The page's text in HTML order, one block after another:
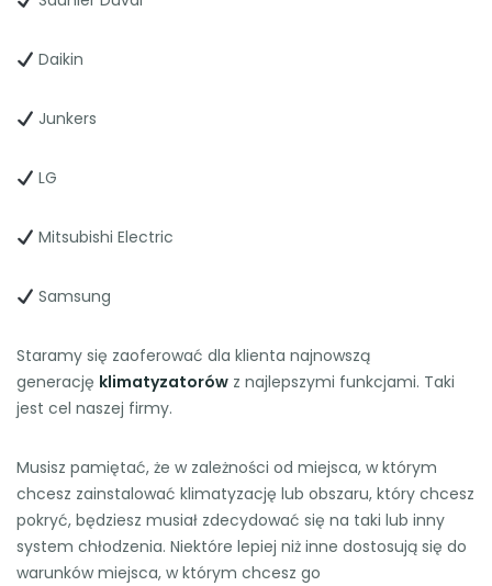
Daikin
Junkers
LG
Mitsubishi Electric
Samsung
Staramy się zaoferować dla klienta najnowszą
generację klimatyzatorów z najlepszymi funkcjami. Taki
jest cel naszej firmy.
Musisz pamiętać, że w zależności od miejsca, w którym
chcesz zainstalować klimatyzację lub obszaru, który chcesz
pokryć, będziesz musiał zdecydować się na taki lub inny
system chłodzenia. Niektóre lepiej niż inne dostosują się do
warunków miejsca, w którym chcesz go